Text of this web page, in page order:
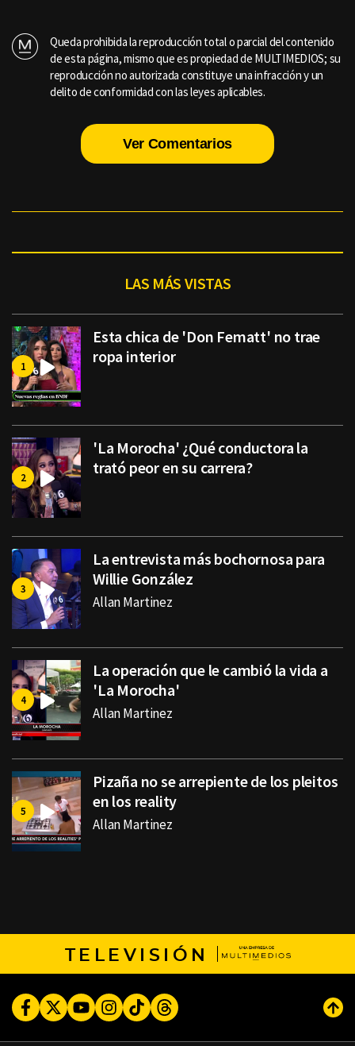
Queda prohibida la reproducción total o parcial del contenido
de esta página, mismo que es propiedad de MULTIMEDIOS; su
reproducción no autorizada constituye una infracción y un
delito de conformidad con las leyes aplicables.
Ver Comentarios
LAS MÁS VISTAS
Esta chica de 'Don Fematt' no trae
ropa interior
'La Morocha' ¿Qué conductora la
trató peor en su carrera?
La entrevista más bochornosa para
Willie González
Allan Martinez
La operación que le cambió la vida a
'La Morocha'
Allan Martinez
Pizaña no se arrepiente de los pleitos
en los reality
Allan Martinez
TELEVISIÓN
FacebookTwitterYoutubeInstagram
TikTokThreads